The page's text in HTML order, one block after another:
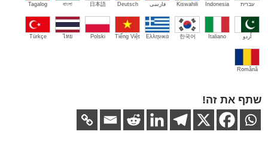
עברית Indonesia
Kiswahili فارسی Deutsch
日本語
বাংলা
Tagalog
اُردو Italiano
한국어
Ελληνικά
Tiếng Việt
Polski
ไทย
Türkçe
Română
שתף את זה!